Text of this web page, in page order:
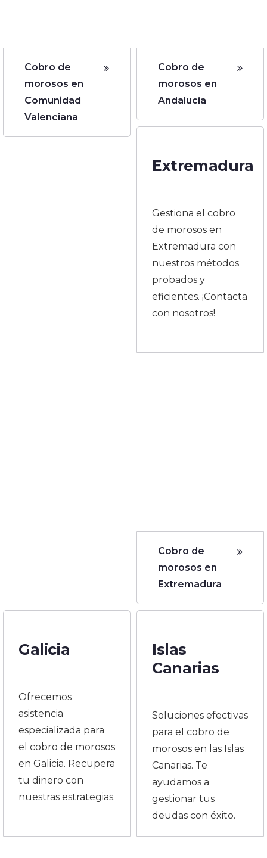
Cobro de
morosos en
Comunidad
Valenciana
Cobro de
morosos en
Andalucía
Extremadura
Gestiona el cobro
de morosos en
Extremadura con
nuestros métodos
probados y
eficientes. ¡Contacta
con nosotros!
Cobro de
morosos en
Extremadura
Galicia
Ofrecemos
asistencia
especializada para
el cobro de morosos
en Galicia. Recupera
tu dinero con
nuestras estrategias.
Islas
Canarias
Soluciones efectivas
para el cobro de
morosos en las Islas
Canarias. Te
ayudamos a
gestionar tus
deudas con éxito.